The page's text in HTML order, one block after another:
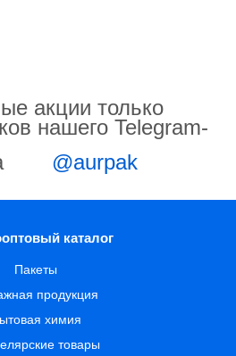
акции только
нашего Telegram-
@aurpak
каталог
Пакеты
продукция
химия
товары